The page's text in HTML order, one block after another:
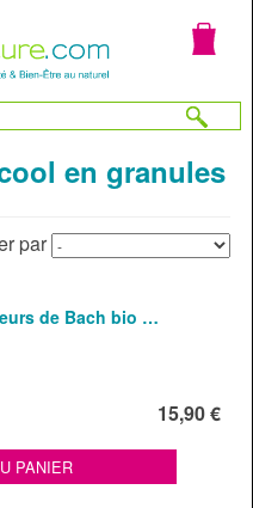
en granules
par
de Bach bio …
15,90 €
PANIER